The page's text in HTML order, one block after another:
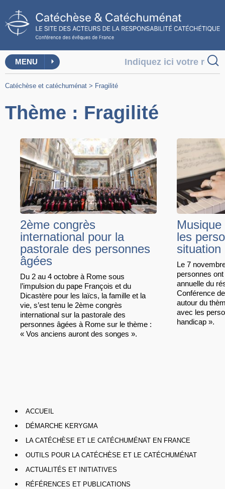
MENU
Catéchèse et catéchuménat > Fragilité
Thème : Fragilité
2ème congrès
international pour la
pastorale des personnes
âgées
Du 2 au 4 octobre à Rome sous
l’impulsion du pape François et du
Dicastère pour les laïcs, la famille et la
vie, s’est tenu le 2ème congrès
international sur la pastorale des
personnes âgées à Rome sur le thème :
« Vos anciens auront des songes ».
les
situation
Le 7
personnes
annuelle du
Conférence
autour du
avec les
handicap ».
ACCUEIL
DÉMARCHE KERYGMA
LA CATÉCHÈSE ET LE CATÉCHUMÉNAT EN FRANCE
OUTILS POUR LA CATÉCHÈSE ET LE CATÉCHUMÉNAT
ACTUALITÉS ET INITIATIVES
RÉFÉRENCES ET PUBLICATIONS